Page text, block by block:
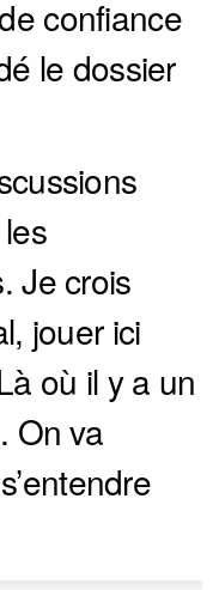
confiance
le dossier
Je crois
jouer ici
où il y a un
On va